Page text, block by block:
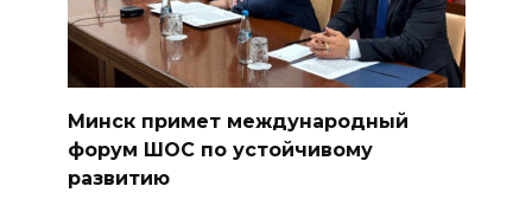
Минск примет международный
форум ШОС по устойчивому
развитию